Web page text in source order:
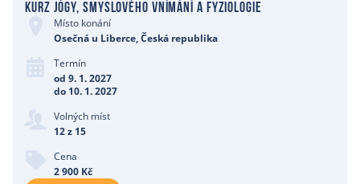
Kurz jógy, smyslového vnímání a fyziologie
Místo konání
Osečná u Liberce, Česká republika
Termín
od 9. 1. 2027
do 10. 1. 2027
Volných míst
12 z 15
Cena
2 900 Kč